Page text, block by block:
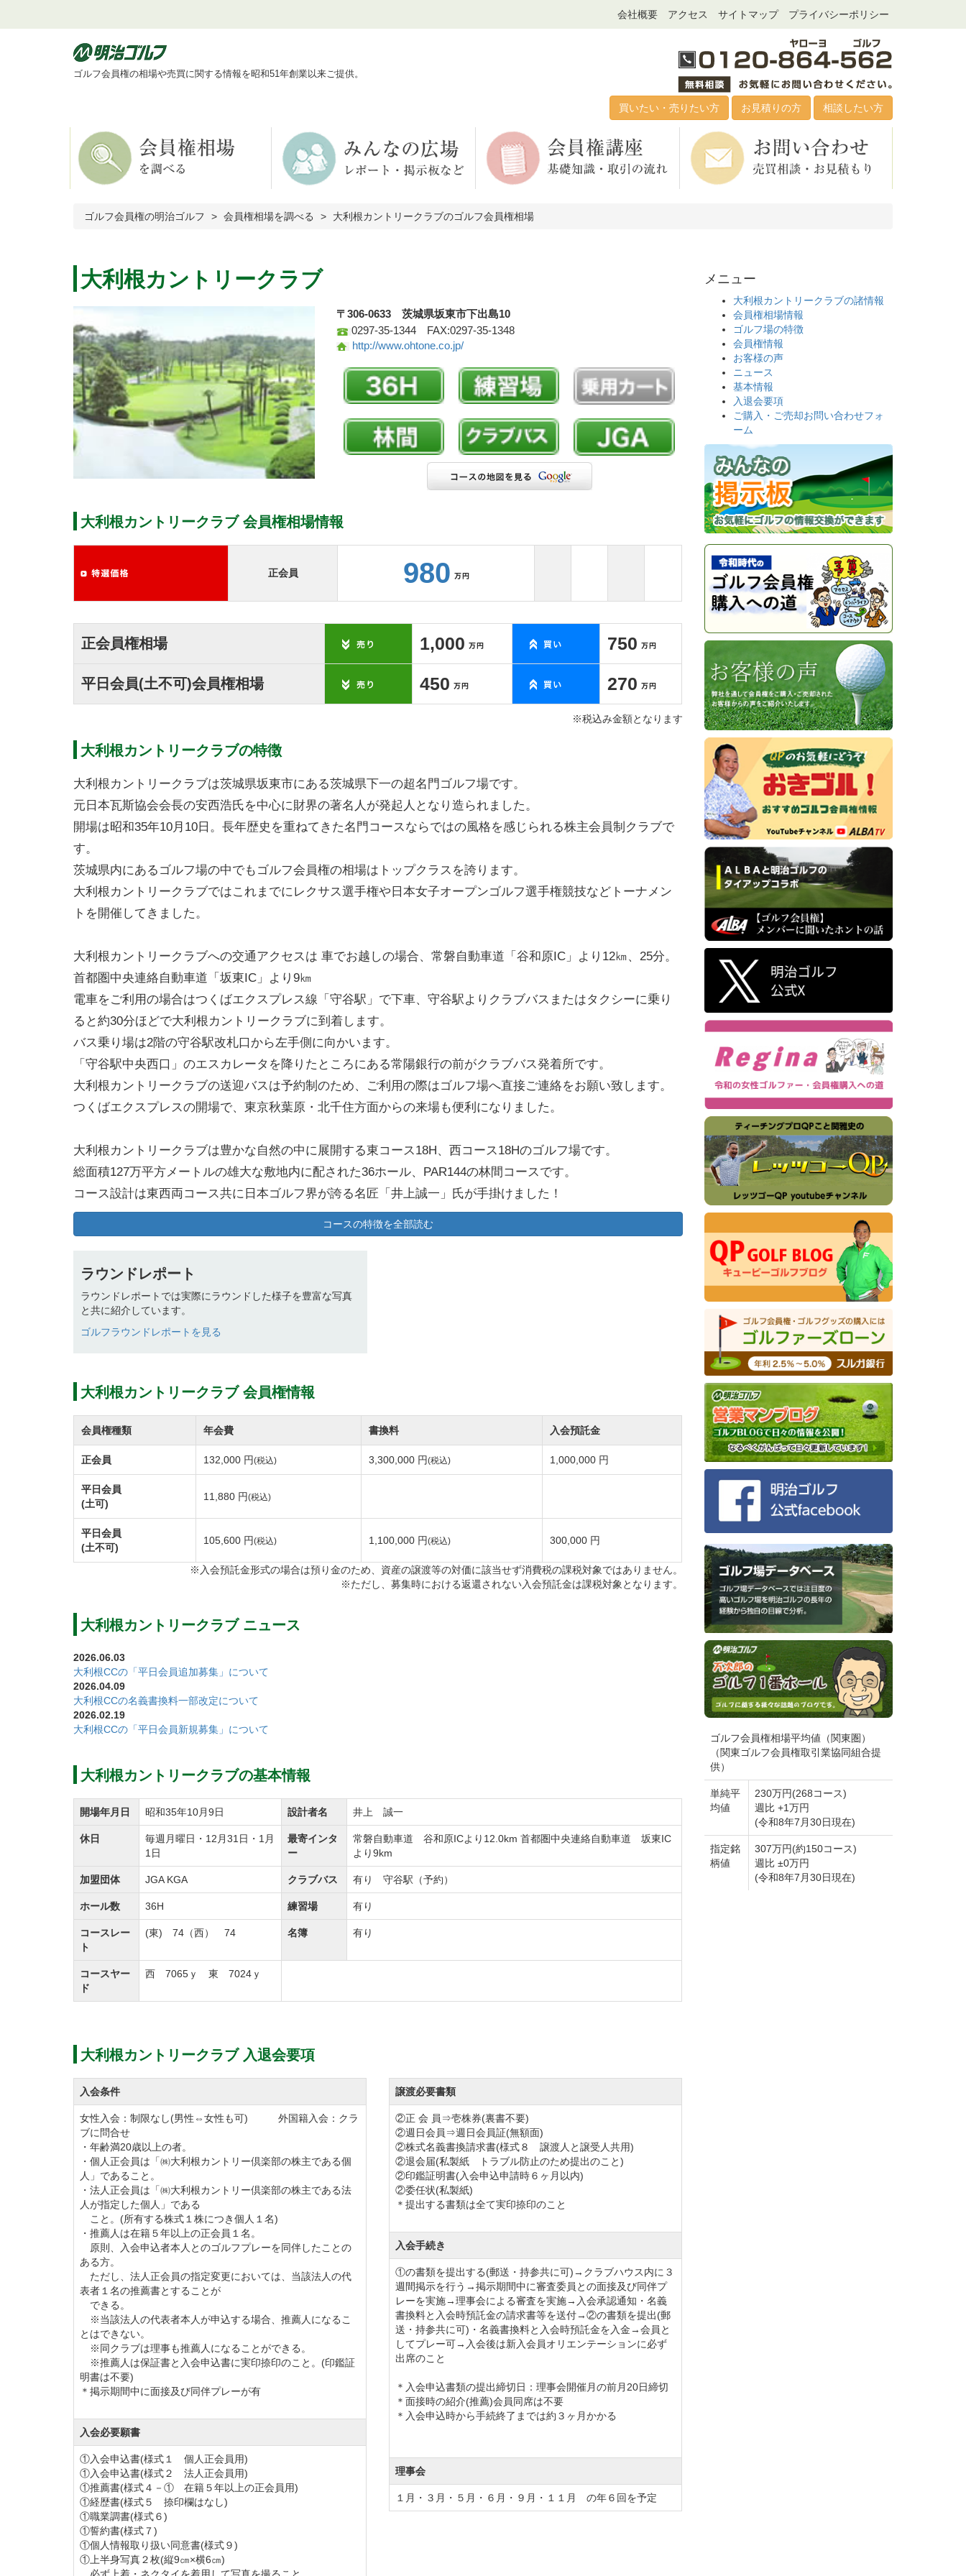
会社概要 アクセス サイトマップ プライバシーポリシー
ゴルフ会員権の相場や売買に関する情報を昭和51年創業以来ご提供。
買いたい・売りたい方 お見積りの方 相談したい方
ゴルフ会員権の明治ゴルフ 会員権相場を調べる 大利根カントリークラブのゴルフ会員権相場
大利根カントリークラブ
〒306-0633 茨城県坂東市下出島10
0297-35-1344 FAX:0297-35-1348
http://www.ohtone.co.jp/
大利根カントリークラブ 会員権相場情報
正会員 980
正会員権相場 1,000 750
平日会員(土不可)会員権相場 450 270
※税込み金額となります
大利根カントリークラブの特徴
大利根カントリークラブは茨城県坂東市にある茨城県下一の超名門ゴルフ場です。
元日本瓦斯協会会長の安西浩氏を中心に財界の著名人が発起人となり造られました。
開場は昭和35年10月10日。長年歴史を重ねてきた名門コースならではの風格を感じられる株主会員制クラブで
す。
茨城県内にあるゴルフ場の中でもゴルフ会員権の相場はトップクラスを誇ります。
大利根カントリークラブではこれまでにレクサス選手権や日本女子オープンゴルフ選手権競技などトーナメン
トを開催してきました。
大利根カントリークラブへの交通アクセスは 車でお越しの場合、常磐自動車道「谷和原IC」より12㎞、25分。
首都圏中央連絡自動車道「坂東IC」より9㎞
電車をご利用の場合はつくばエクスプレス線「守谷駅」で下車、守谷駅よりクラブバスまたはタクシーに乗り
ると約30分ほどで大利根カントリークラブに到着します。
バス乗り場は2階の守谷駅改札口から左手側に向かいます。
「守谷駅中央西口」のエスカレータを降りたところにある常陽銀行の前がクラブバス発着所です。
大利根カントリークラブの送迎バスは予約制のため、ご利用の際はゴルフ場へ直接ご連絡をお願い致します。
つくばエクスプレスの開場で、東京秋葉原・北千住方面からの来場も便利になりました。
大利根カントリークラブは豊かな自然の中に展開する東コース18H、西コース18Hのゴルフ場です。
総面積127万平方メートルの雄大な敷地内に配された36ホール、PAR144の林間コースです。
コース設計は東西両コース共に日本ゴルフ界が誇る名匠「井上誠一」氏が手掛けました！
なだらかな地形に造られており、高低差は3メートルと非常にフラット。
松林がセパレートしているコースは美しい景観美をもたらしています。
大きく育った枝は空中に構えて自然のハザードとなり、プレイヤーのメンタルに影響を与えます。
グリーンは難しさは日本屈指とも言われているベントグリーン。ボールの転がりは速く、一筋縄ではいきませ
昭和38年開催の関東オープンをはじめ公式トーナメント開催実績があります。
また平成22年には日本女子オープンゴルフ選手権競技で舞台となりました。
【西コース】7,065ヤード、コースレートは74（バックティ）。
東コースとは異なる趣きが楽しめるチャンピオンコースです。
平成27年9月開催のアジアパシフィックダイヤモンドカップゴルフで決戦の舞台となっています。
大利根カントリークラブでは日々のコースメンテナンスも注力しており、コース整備の良さに定評がありま
隅々まで行き届いた整備でフェアウェイ、グリーン共に最高な状態に仕上がっています。
す。
いつでも快適にゴルフを楽しめる環境を整えて、皆様のご来場をお待ちしています。
大利根カントリークラブは芝から打てる練習場など設備が充実しています。
ドライビングレンジは250ヤード、16打席。他にもバンカーやアプローチなど広々としたスペースを確保してい
プレー前の準備運動や調整、ラウンド後の振り返り練習など、大利根カントリークラブはいつでも本番さなが
ら環境で技術を磨くことができます。
大利根カントリークラブのクラブハウスは名門ゴルフ場ならではの風格ある佇まいです。
2階建ての館内にはロッカールームや浴室、レストランにコンペルーム、ゆったり寛げるラウンジを完備してい
ます。
レストランでは窓から大利根カントリークラブの東コース最終18番ホールを眺めることができます。
厳選素材を使用した料理の数々を味わいながらゴルフ談議を心ゆくまでお楽しみ下さい。
また、大利根カントリークラブでは来場される皆様に実りあるメンバーライフをお過ごし頂けるよう、質の高
いサービスを心掛けております。
ゴルフ会員権購入をお考えの方、「名門」大利根カントリークラブの株主会員入会をご希望の方もこの機会に
ご検討ください。
平成26年11月～平成27年5月頃（予定）までクラブハウス改修工事を実施しています。
平成27年3月1日より、「生前贈与（名義継承）制度」が新設されました。
2019年4月1日より紹介(推薦)会員の条件が変更されます。
【変更前】在籍5年以上の正会員2名。
【変更後】在籍5年以上の正会員2名もしくは在籍5年以上の正会員1名と正会員1名(但し、年間10回以上の来場
があること)の計2名。
令和2年6月1日入会申込分から紹介(推薦)会員の条件が変更されます。
【変更前】面接において紹介者1名が同席。
【変更後】面接において紹介者の同席は不要。
入会条件の一部を下記のとおり変更します。
①実施 令和2年9月1日入会申込分
【変更前】紹介者2名の連署を得た入会申込書
【変更後】紹介者1名の署名を得た入会申込書
③紹介（推薦）会員についての「細則」変更点
【変更前】正会員としての在籍が5年以上の正会員2名、又は在籍が5年以上の正会員1名と正会員1名（但し、年
間10回以上の来場があること）の計2名
【変更後】正会員としての在籍が5年以上の正会員1名
コースの特徴を全部読む
ラウンドレポート
ラウンドレポートでは実際にラウンドした様子を豊富な写真
と共に紹介しています。
ゴルフラウンドレポートを見る
大利根カントリークラブ 会員権情報
会員権種類 年会費 書換料 入会預託金
正会員 132,000 円(税込) 3,300,000 円(税込) 1,000,000 円
平日会員
(土可)
11,880 円(税込)
平日会員
(土不可)
105,600 円(税込) 1,100,000 円(税込) 300,000 円
※入会預託金形式の場合は預り金のため、資産の譲渡等の対価に該当せず消費税の課税対象ではありません。
※ただし、募集時における返還されない入会預託金は課税対象となります。
大利根カントリークラブ ニュース
2026.06.03
大利根CCの「平日会員追加募集」について
2026.04.09
大利根CCの名義書換料一部改定について
2026.02.19
大利根CCの「平日会員新規募集」について
大利根カントリークラブの基本情報
開場年月日 昭和35年10月9日 設計者名 井上 誠一
休日
毎週月曜日・12月31日・1月
1日
最寄インタ
ー
常磐自動車道 谷和原ICより12.0km 首都圏中央連絡自動車道 坂東IC
より9km
加盟団体 JGA KGA クラブバス 有り 守谷駅（予約）
ホール数 36H 練習場 有り
コースレー
ト
(東) 74（西） 74 名簿 有り
コースヤー
ド
西 7065ｙ 東 7024ｙ
大利根カントリークラブ 入退会要項
入会条件
女性入会：制限なし(男性⇔女性も可) 外国籍入会：クラ
ブに問合せ
・年齢満20歳以上の者。
・個人正会員は「㈱大利根カントリー倶楽部の株主である個
人」であること。
・法人正会員は「㈱大利根カントリー倶楽部の株主である法
人が指定した個人」である
こと。(所有する株式１株につき個人１名)
・推薦人は在籍５年以上の正会員１名。
原則、入会申込者本人とのゴルフプレーを同伴したことの
ある方。
ただし、法人正会員の指定変更においては、当該法人の代
表者１名の推薦書とすることが
できる。
※当該法人の代表者本人が申込する場合、推薦人になるこ
とはできない。
※同クラブは理事も推薦人になることができる。
※推薦人は保証書と入会申込書に実印捺印のこと。(印鑑証
明書は不要)
＊掲示期間中に面接及び同伴プレーが有
入会必要願書
①入会申込書(様式１ 個人正会員用)
①入会申込書(様式２ 法人正会員用)
①推薦書(様式４－① 在籍５年以上の正会員用)
①経歴書(様式５ 捺印欄はなし)
①職業調書(様式６)
①誓約書(様式７)
①個人情報取り扱い同意書(様式９)
①上半身写真２枚(縦9㎝×横6㎝)
譲渡必要書類
②正 会 員⇒壱株券(裏書不要)
②週日会員⇒週日会員証(無額面)
②株式名義書換請求書(様式８ 譲渡人と譲受人共用)
②退会届(私製紙 トラブル防止のため提出のこと)
②印鑑証明書(入会申込申請時６ヶ月以内)
②委任状(私製紙)
＊提出する書類は全て実印捺印のこと
入会手続き
①の書類を提出する(郵送・持参共に可)→クラブハウス内に３
週間掲示を行う→掲示期間中に審査委員との面接及び同伴プ
レーを実施→理事会による審査を実施→入会承認通知・名義
書換料と入会時預託金の請求書等を送付→②の書類を提出(郵
送・持参共に可)・名義書換料と入会時預託金を入金→会員と
してプレー可→入会後は新入会員オリエンテーションに必ず
出席のこと
＊入会申込書類の提出締切日：理事会開催月の前月20日締切
＊面接時の紹介(推薦)会員同席は不要
＊入会申込時から手続終了までは約３ヶ月かかる
理事会
１月・３月・５月・６月・９月・１１月 の年６回を予定
メニュー
大利根カントリークラブの諸情報
会員権相場情報
ゴルフ場の特徴
会員権情報
お客様の声
ニュース
基本情報
入退会要項
ご購入・ご売却お問い合わせフォ
ーム
ゴルフ会員権相場平均値（関東圏）
（関東ゴルフ会員権取引業協同組合提
供）
単純平
均値
230万円(268コース)
週比 +1万円
(令和8年7月30日現在)
指定銘
柄値
307万円(約150コース)
週比 ±0万円
(令和8年7月30日現在)